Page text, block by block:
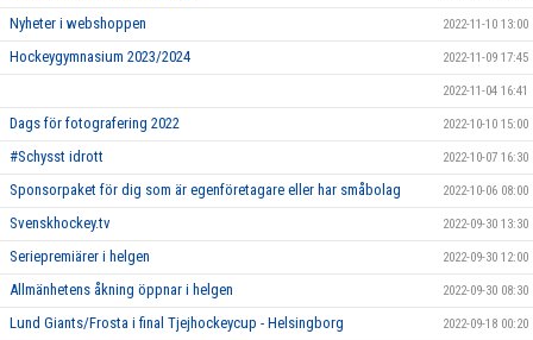
Nyheter i webshoppen 2022-11-10 13:00
Hockeygymnasium 2023/2024 2022-11-09 17:45
2022-11-04 16:41
Dags för fotografering 2022 2022-10-10 15:00
#Schysst idrott 2022-10-07 16:30
Sponsorpaket för dig som är egenföretagare eller har småbolag 2022-10-06 08:00
Svenskhockey.tv 2022-09-30 13:30
Seriepremiärer i helgen 2022-09-30 12:00
Allmänhetens åkning öppnar i helgen 2022-09-30 08:30
Lund Giants/Frosta i final Tjejhockeycup - Helsingborg 2022-09-18 00:20